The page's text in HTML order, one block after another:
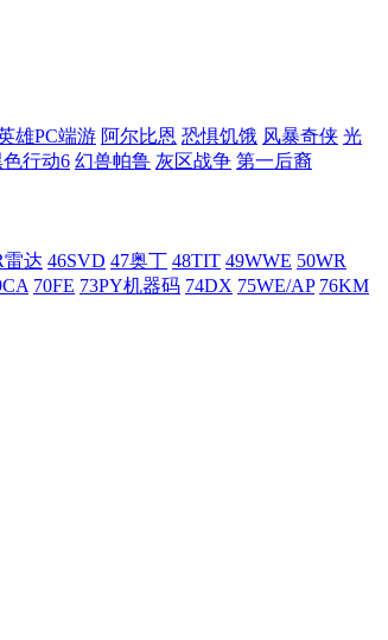
雄PC端游 阿尔比恩 恐惧饥饿 风暴奇侠 光
行动6 幻兽帕鲁 灰区战争 第一后裔
雷达 46SVD 47奥丁 48TIT 49WWE 50WR
70FE 73PY机器码 74DX 75WE/AP 76KM